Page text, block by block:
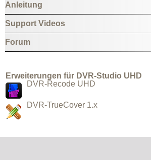
Anleitung
Support Videos
Forum
Erweiterungen für DVR-Studio UHD
DVR-Recode UHD
DVR-TrueCover 1.x